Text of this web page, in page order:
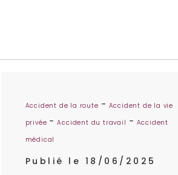
Accident de la route - Accident de la vie
privée -Accident du travail - Accident
médical
Publié le 18/06/2025